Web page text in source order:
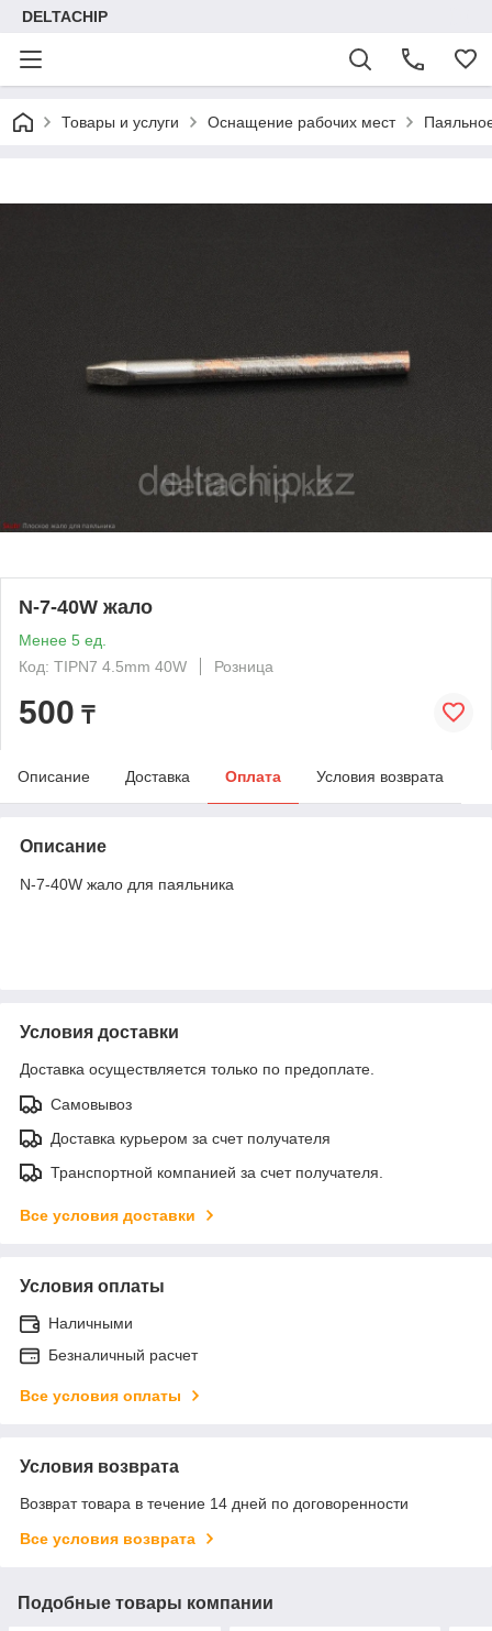
DELTACHIP
Товары и услуги Оснащение рабочих мест
N-7-40W жало
Менее 5 ед.
Код: TIPN7 4.5mm 40W
Розница
500 ₸
Описание Доставка Оплата Условия возврата
Описание
N-7-40W жало для паяльника
Условия доставки
Доставка осуществляется только по предоплате.
Самовывоз
Доставка курьером за счет получателя
Транспортной компанией за счет получателя.
Все условия доставки
Условия оплаты
Наличными
Безналичный расчет
Все условия оплаты
Условия возврата
Возврат товара в течение 14 дней по договоренности
Все условия возврата
Подобные товары компании